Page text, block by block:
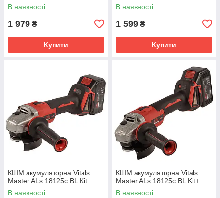
В наявності
1 979 ₴
Купити
В наявності
1 599 ₴
Купити
КШМ акумуляторна Vitals
Master ALs 18125c BL Kit
В наявності
КШМ акумуляторна Vitals
Master ALs 18125c BL Kit+
В наявності